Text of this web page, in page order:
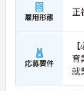
雇用形態 正
応募要件
育
就
ど